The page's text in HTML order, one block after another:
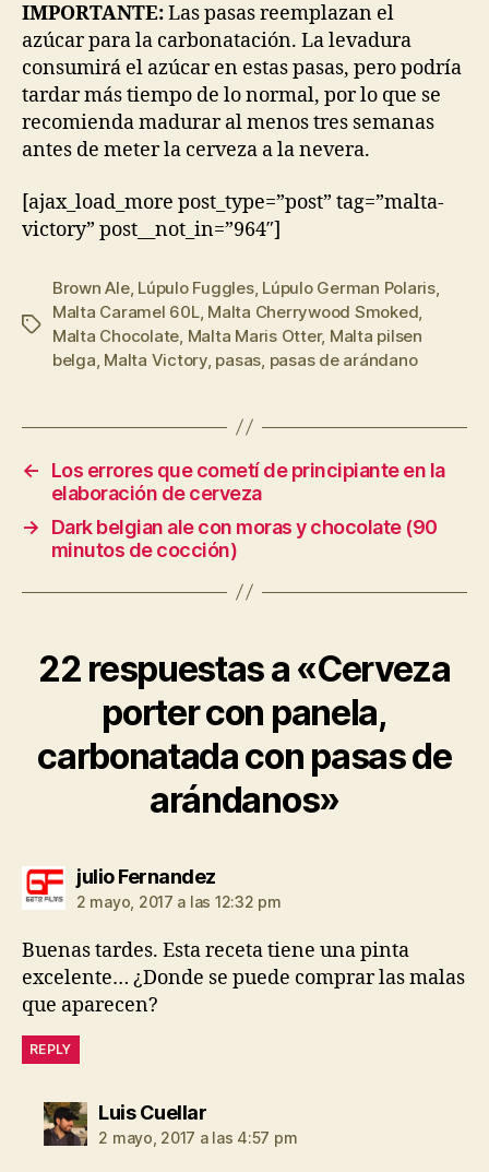
IMPORTANTE:Las pasas reemplazan el
azúcar para la carbonatación. La levadura
consumirá el azúcar en estas pasas, pero podría
tardar más tiempo de lo normal, por lo que se
recomienda madurar al menos tres semanas
antes de meter la cerveza a la nevera.
[ajax_load_more post_type=”post” tag=”malta-
victory” post__not_in=”964″]
Etiquetas
Brown Ale, Lúpulo Fuggles, Lúpulo German Polaris,
Malta Caramel 60L, Malta Cherrywood Smoked,
Malta Chocolate, Malta Maris Otter, Malta pilsen
belga, Malta Victory, pasas, pasas de arándano
←
Los errores que cometí de principiante en la
elaboración de cerveza
→
Dark belgian ale con moras y chocolate (90
minutos de cocción)
22 respuestas a «Cerveza
porter con panela,
carbonatada con pasas de
arándanos»
julio Fernandezdice:
2 mayo, 2017 a las 12:32 pm
Buenas tardes. Esta receta tiene una pinta
excelente… ¿Donde se puede comprar las malas
que aparecen?
REPLY
Luis Cuellardice:
2 mayo, 2017 a las 4:57 pm